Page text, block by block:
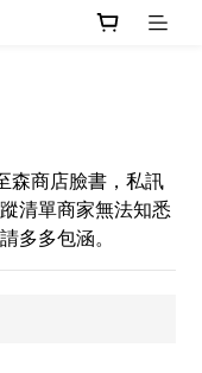
森商店臉書，私訊
清單商家無法知悉
多多包涵。